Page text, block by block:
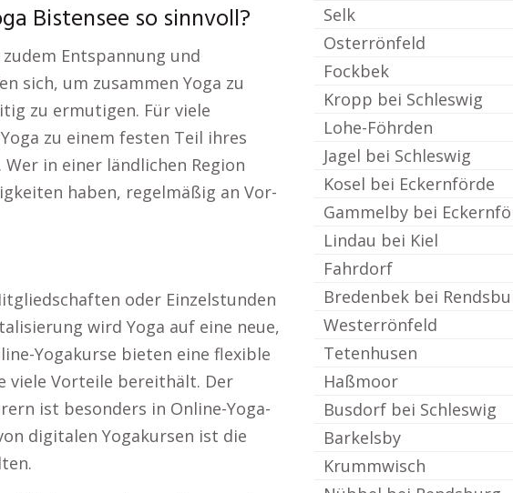
Bistensee so sinnvoll?
Entspannung und
sich, um zusammen Yoga zu
zu ermutigen. Für viele
zu einem festen Teil ihres
in einer ländlichen Region
haben, regelmäßig an Vor-
oder Einzelstunden
wird Yoga auf eine neue,
Yogakurse bieten eine flexible
viele Vorteile bereithält. Der
ist besonders in Online-Yoga-
digitalen Yogakursen ist die
Selk
Osterrönfeld
Fockbek
Kropp bei Schleswig
Lohe-Föhrden
Jagel bei Schleswig
Kosel bei Eckernförde
Gammelby bei
Lindau bei Kiel
Fahrdorf
Bredenbek bei
Westerrönfeld
Tetenhusen
Haßmoor
Busdorf bei Schleswig
Barkelsby
Krummwisch